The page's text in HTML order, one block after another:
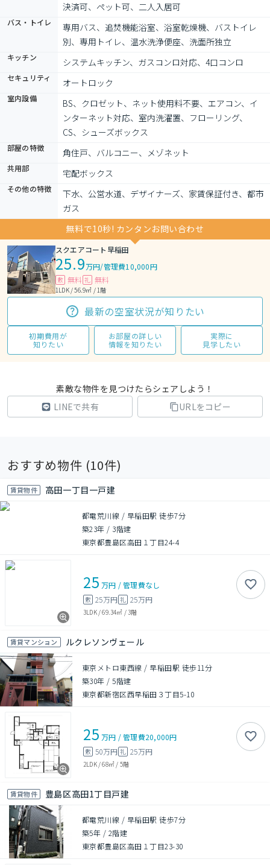
決済可、ペット可、二人入居可
バス・トイレ
専用バス、追焚機能浴室、浴室乾燥機、バストイレ
別、専用トイレ、温水洗浄便座、洗面所独立
キッチン システムキッチン、ガスコンロ対応、4口コンロ
セキュリティ オートロック
室内設備
BS、クロゼット、ネット使用料不要、エアコン、イ
ンターネット対応、室内洗濯置、フローリング、
CS、シューズボックス
部屋の特徴 角住戸、バルコニー、メゾネット
共用部 宅配ボックス
その他の特徴
下水、公営水道、デザイナーズ、家賃保証付き、都市
ガス
無料で10秒! カンタンお問い合わせ
スクエアコート早稲田
25.9万円/管理費10,000円
敷 無料 礼 無料
1LDK / 56.9㎡ / 1階
最新の空室状況が知りたい
初期費用が
知りたい
お部屋の詳しい
情報を知りたい
実際に
見学したい
素敵な物件を見つけたらシェアしよう！
LINEで共有
URLをコピー
おすすめ物件 (10件)
賃貸物件 高田一丁目一戸建
都電荒川線 / 早稲田駅 徒歩7分
築23年 / 3階建
東京都豊島区高田１丁目24-4
25 万円 /管理費なし
敷 25万円 礼 25万円
3LDK/69.34㎡ /3階
賃貸マンション ルクレソンヴェール
東京メトロ東西線 / 早稲田駅 徒歩11分
築30年 /5階建
東京都新宿区西早稲田３丁目5-10
25 万円 /管理費20,000円
敷 50万円 礼 25万円
2LDK/68㎡ / 5階
賃貸物件 豊島区高田1丁目戸建
都電荒川線 / 早稲田駅 徒歩7分
築5年 / 2階建
東京都豊島区高田１丁目23-30